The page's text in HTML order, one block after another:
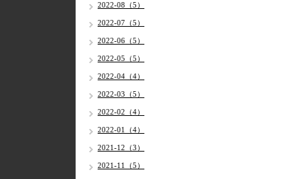
2022-08（5）
2022-07（5）
2022-06（5）
2022-05（5）
2022-04（4）
2022-03（5）
2022-02（4）
2022-01（4）
2021-12（3）
2021-11（5）